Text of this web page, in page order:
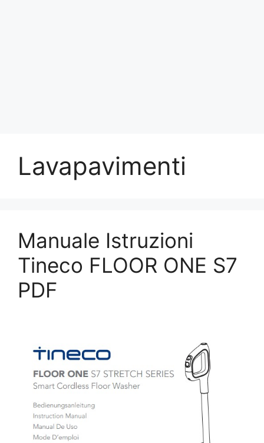
Lavapavimenti
Manuale Istruzioni
Tineco FLOOR ONE S7
PDF